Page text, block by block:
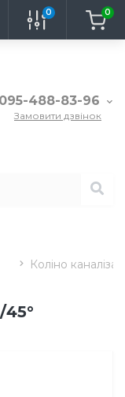
0 0
095-488-83-96
Замовити дзвінок
Коліно